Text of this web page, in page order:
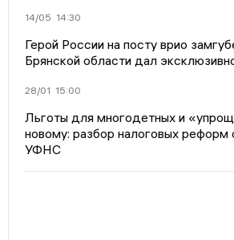
14/05 14:30
Герой России на посту врио
Брянской области дал
28/01 15:00
Льготы для многодетных и
новому: разбор налоговых реформ
УФНС